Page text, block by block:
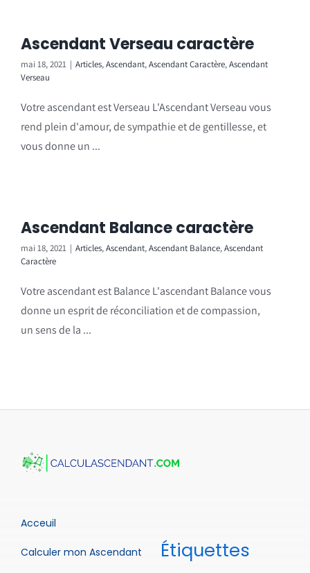
Ascendant Verseau caractère
mai 18, 2021 | Articles,Ascendant,Ascendant Caractère,Ascendant
Verseau
Votre ascendant est Verseau L'Ascendant Verseau vous
rend plein d'amour, de sympathie et de gentillesse, et
vous donne un ...
Ascendant Balance caractère
mai 18, 2021 | Articles,Ascendant,Ascendant Balance,Ascendant
Caractère
Votre ascendant est Balance L'ascendant Balance vous
donne un esprit de réconciliation et de compassion,
un sens de la ...
Acceuil
Calculer mon Ascendant Étiquettes